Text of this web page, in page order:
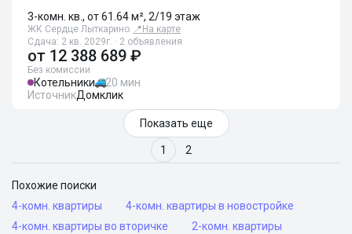
3-комн. кв., от 61.64 м², 2/19 этаж
ЖК Сердце Лыткарино 📍 На карте
Сдача: 2 кв. 2029г. · 2 объявления
от 12 388 689 ₽
Без комиссии
Котельники
20 мин
ИсточникДомклик
Показать еще
1 2
Похожие поиски
4-комн. квартиры
4-комн. квартиры в новостройке
4-комн. квартиры во вторичке
2-комн. квартиры